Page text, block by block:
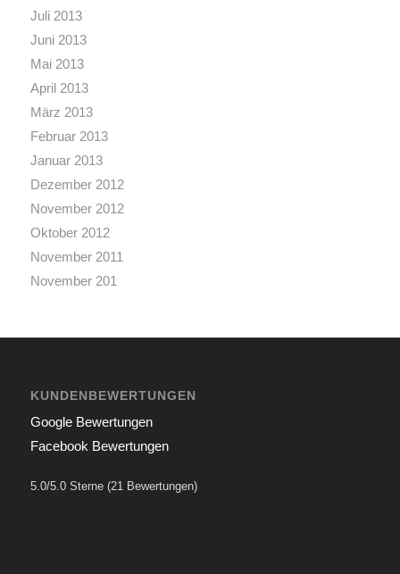
Juli 2013
Juni 2013
Mai 2013
April 2013
März 2013
Februar 2013
Januar 2013
Dezember 2012
November 2012
Oktober 2012
November 2011
November 201
KUNDENBEWERTUNGEN
Google Bewertungen
Facebook Bewertungen
5.0/5.0 Sterne (21 Bewertungen)